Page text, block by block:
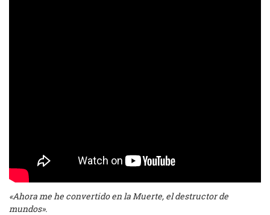
«Ahora me he convertido en la Muerte, el destructor de
mundos».